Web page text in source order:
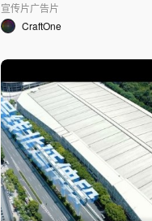
宣传片广告片
CraftOne